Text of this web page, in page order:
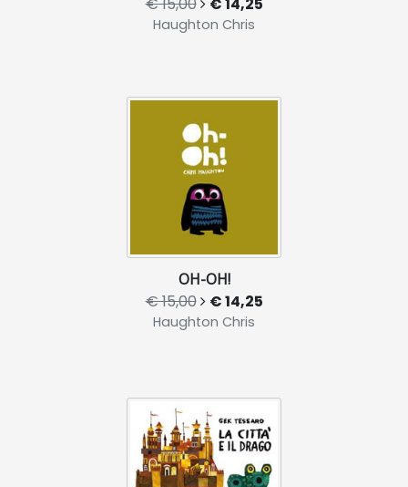
Haughton Chris
OH-OH!
€ 15,00 € 14,25
Haughton Chris